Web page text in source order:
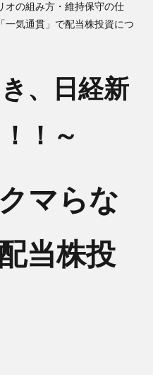
オの組み方・維持保守の仕
一気通貫」で配当株投資につ
、日経新
！～
マらな
当株投